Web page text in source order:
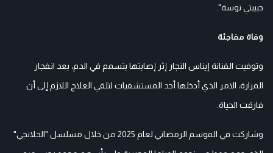
حبيبتي نوسة".
وفاة مفاجئة
وتوفيت الفنانة إيناس النجار إثر إصابتها بتسمم في الدم، بعد انفجار
المرارة، الامر الذي أدخلها أحد المستشفيات لتلقي العلاج اللازم إلى أن
فارقت الحياة.
وشاركت في الموسم الرمضاني لعام 2025 من خلال مسلسل "الحلانجي"